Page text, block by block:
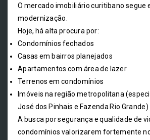
O mercado imobiliário curitibano segue
modernização.
Hoje, há alta procura por:
Condomínios fechados
Casas em bairros planejados
Apartamentos com área de lazer
Terrenos em condomínios
Imóveis na região metropolitana
José dos Pinhais e Fazenda Rio Grande)
A busca por segurança e qualidade de
condomínios valorizarem fortemente